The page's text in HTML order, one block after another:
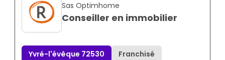
Sas Optimhome
Conseiller en immobilier
Yvré-l'évêque 72530
Franchisé